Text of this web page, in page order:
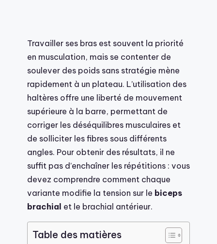
Travailler ses bras est souvent la priorité
en musculation, mais se contenter de
soulever des poids sans stratégie mène
rapidement à un plateau. L’utilisation des
haltères offre une liberté de mouvement
supérieure à la barre, permettant de
corriger les déséquilibres musculaires et
de solliciter les fibres sous différents
angles. Pour obtenir des résultats, il ne
suffit pas d’enchaîner les répétitions : vous
devez comprendre comment chaque
variante modifie la tension sur le biceps
brachial et le brachial antérieur.
Table des matières